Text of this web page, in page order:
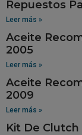
Repuestos
Leer más »
Aceite
2005
Leer más »
Aceite
2009
Leer más »
Kit De Clutch